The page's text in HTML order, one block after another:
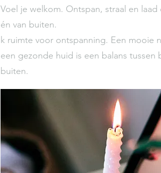
Voel je welkom. Ontspan, straal en
én van buiten.
k ruimte voor ontspanning. Een mooie
een gezonde huid is een balans tussen
buiten.